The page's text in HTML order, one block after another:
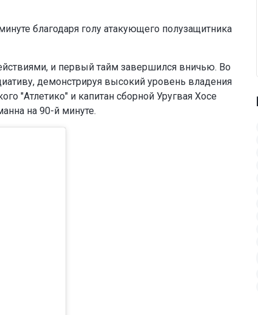
благодаря голу атакующего полузащитника
и первый тайм завершился вничью. Во
демонстрируя высокий уровень владения
"Атлетико" и капитан сборной Уругвая Хосе
на 90-й минуте.